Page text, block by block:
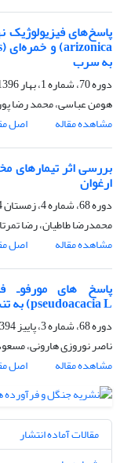
به سرب
دوره 70، شماره 1، بهار 1396، صفحه
هومن عباسی، محمد رضا
مشاهده مقاله
اصل
بررسی اثر تیمارهای
ارغوان
دوره 68، شماره 4، زمستان 1394، صفحه
محمدرضا طاطیان، رضا
مشاهده مقاله
اصل
pseudoacacia L) به تنش خشکی
دوره 68، شماره 3، پاییز 1394، صفحه
ناصر نوروزی هارونی،
مشاهده مقاله
اصل
مقالات آماده انتشار